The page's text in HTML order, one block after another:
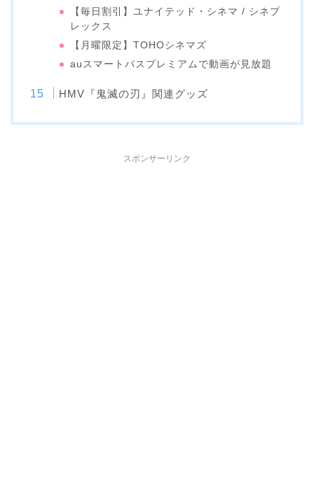
【毎日割引】ユナイテッド・シネマ / シネプ
レックス
【月曜限定】TOHOシネマズ
auスマートパスプレミアムで動画が見放題
HMV『鬼滅の刃』関連グッズ
スポンサーリンク